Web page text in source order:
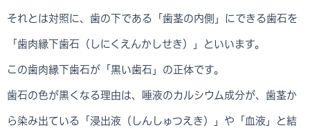
それとは対照に、歯の下である「歯茎の内側」にできる歯石を
「歯肉縁下歯石（しにくえんかしせき）」といいます。
この歯肉縁下歯石が「黒い歯石」の正体です。
歯石の色が黒くなる理由は、唾液のカルシウム成分が、歯茎か
ら染み出ている「浸出液（しんしゅつえき）」や「血液」と結